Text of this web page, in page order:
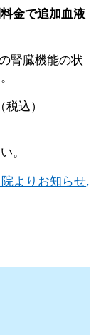
金で追加血液
腎臓機能の状
込）
。
よりお知らせ,